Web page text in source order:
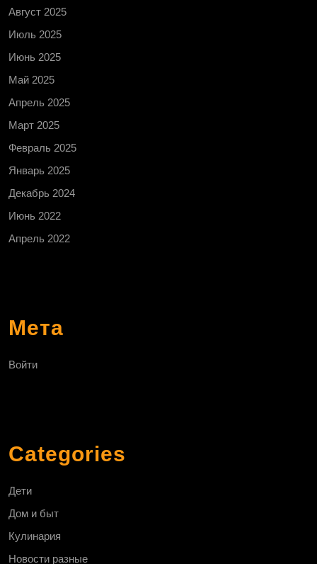
Август 2025
Июль 2025
Июнь 2025
Май 2025
Апрель 2025
Март 2025
Февраль 2025
Январь 2025
Декабрь 2024
Июнь 2022
Апрель 2022
Мета
Войти
Categories
Дети
Дом и быт
Кулинария
Новости разные